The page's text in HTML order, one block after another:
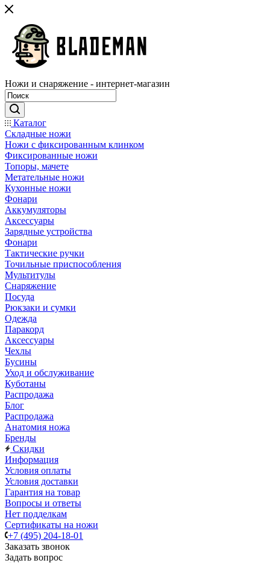
Ножи и снаряжение - интернет-магазин
Каталог
Складные ножи
Ножи с фиксированным клинком
Фиксированные ножи
Топоры, мачете
Метательные ножи
Кухонные ножи
Фонари
Аккумуляторы
Аксессуары
Зарядные устройства
Фонари
Тактические ручки
Точильные приспособления
Мультитулы
Снаряжение
Посуда
Рюкзаки и сумки
Одежда
Паракорд
Аксессуары
Чехлы
Бусины
Уход и обслуживание
Куботаны
Распродажа
Блог
Распродажа
Анатомия ножа
Бренды
Скидки
Информация
Условия оплаты
Условия доставки
Гарантия на товар
Вопросы и ответы
Нет подделкам
Сертификаты на ножи
+7 (495) 204-18-01
Заказать звонок
Задать вопрос